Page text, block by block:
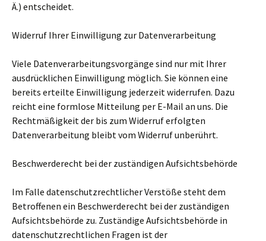
Ä.) entscheidet.
Widerruf Ihrer Einwilligung zur Datenverarbeitung
Viele Datenverarbeitungsvorgänge sind nur mit Ihrer
ausdrücklichen Einwilligung möglich. Sie können eine
bereits erteilte Einwilligung jederzeit widerrufen. Dazu
reicht eine formlose Mitteilung per E-Mail an uns. Die
Rechtmäßigkeit der bis zum Widerruf erfolgten
Datenverarbeitung bleibt vom Widerruf unberührt.
Beschwerderecht bei der zuständigen Aufsichtsbehörde
Im Falle datenschutzrechtlicher Verstöße steht dem
Betroffenen ein Beschwerderecht bei der zuständigen
Aufsichtsbehörde zu. Zuständige Aufsichtsbehörde in
datenschutzrechtlichen Fragen ist der